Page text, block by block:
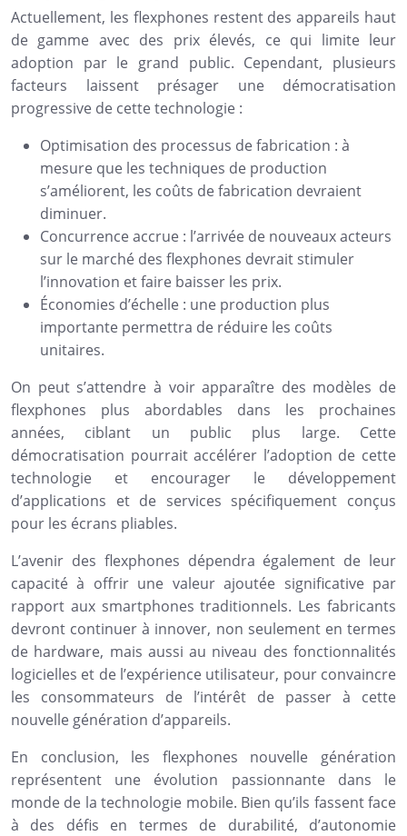
Actuellement, les flexphones restent des appareils haut
de gamme avec des prix élevés, ce qui limite leur
adoption par le grand public. Cependant, plusieurs
facteurs laissent présager une démocratisation
progressive de cette technologie :
Optimisation des processus de fabrication : à
mesure que les techniques de production
s’améliorent, les coûts de fabrication devraient
diminuer.
Concurrence accrue : l’arrivée de nouveaux acteurs
sur le marché des flexphones devrait stimuler
l’innovation et faire baisser les prix.
Économies d’échelle : une production plus
importante permettra de réduire les coûts
unitaires.
On peut s’attendre à voir apparaître des modèles de
flexphones plus abordables dans les prochaines
années, ciblant un public plus large. Cette
démocratisation pourrait accélérer l’adoption de cette
technologie et encourager le développement
d’applications et de services spécifiquement conçus
pour les écrans pliables.
L’avenir des flexphones dépendra également de leur
capacité à offrir une valeur ajoutée significative par
rapport aux smartphones traditionnels. Les fabricants
devront continuer à innover, non seulement en termes
de hardware, mais aussi au niveau des fonctionnalités
logicielles et de l’expérience utilisateur, pour convaincre
les consommateurs de l’intérêt de passer à cette
nouvelle génération d’appareils.
En conclusion, les flexphones nouvelle génération
représentent une évolution passionnante dans le
monde de la technologie mobile. Bien qu’ils fassent face
à des défis en termes de durabilité, d’autonomie